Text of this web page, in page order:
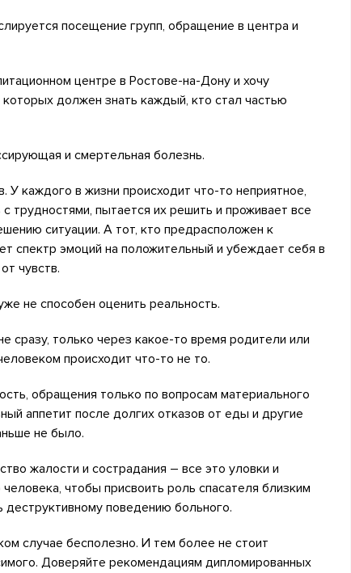
посещение групп, обращение в центра и
центре в Ростове-на-Дону и хочу
должен знать каждый, кто стал частью
и смертельная болезнь.
У каждого в жизни происходит что-то неприятное,
трудностями, пытается их решить и проживает все
ситуации. А тот, кто предрасположен к
спектр эмоций на положительный и убеждает себя в
чувств.
не способен оценить реальность.
сразу, только через какое-то время родители или
происходит что-то не то.
обращения только по вопросам материального
аппетит после долгих отказов от еды и другие
не было.
жалости и сострадания – все это уловки и
чтобы присвоить роль спасателя близким
деструктивному поведению больного.
случае бесполезно. И тем более не стоит
Доверяйте рекомендациям дипломированных